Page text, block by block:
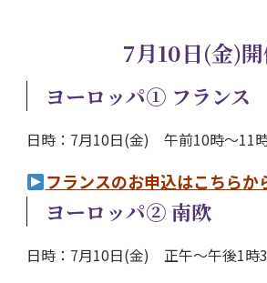
7月10日(金)
ヨーロッパ① フランス
日時：7月10日(金) 午前10時～11
フランスのお申込はこちらか
ヨーロッパ② 南欧
日時：7月10日(金) 正午～午後1時